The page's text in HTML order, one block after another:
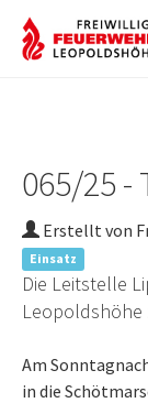
065/25 -
Erstellt von
Einsatz
Die Leitstelle
Leopoldshöhe
Am
in die